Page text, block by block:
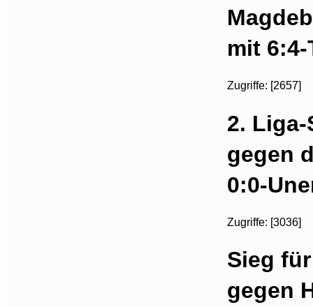
mit 6:4-
Zugriffe: [2657]
2. Liga-
gegen
0:0-
Zugriffe: [3036]
Sieg
gegen